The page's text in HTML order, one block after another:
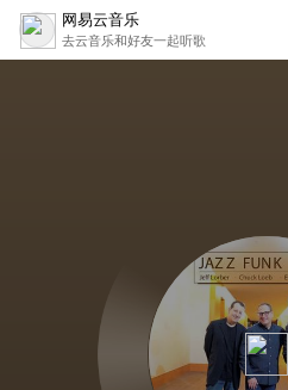
网易云音乐
去云音乐和好友一起听歌